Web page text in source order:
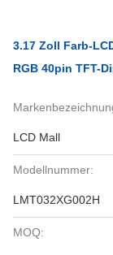
3.17 Zoll Farb-
RGB 40pin TFT-
LCD Mall
Modellnummer:
LMT032XG002H
MOQ: